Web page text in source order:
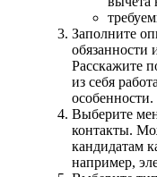
Заполните
обязанности
Расскажите
из себя
особенности.
Выберите
контакты.
кандидатам
например,